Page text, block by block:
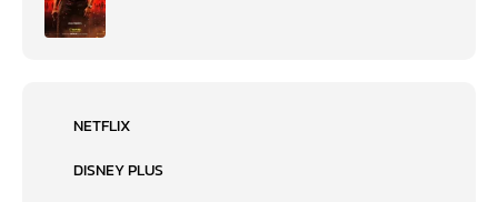
NETFLIX
DISNEY PLUS